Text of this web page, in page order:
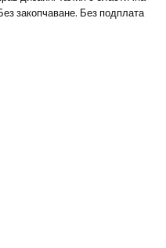
закопчаване. Без подплата